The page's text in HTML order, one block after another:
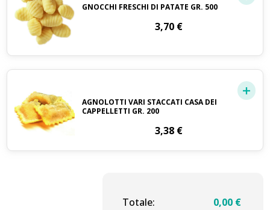
GNOCCHI FRESCHI DI PATATE GR. 500
3,70 €
AGNOLOTTI VARI STACCATI CASA DEI
CAPPELLETTI GR. 200
3,38 €
Totale: 0,00 €